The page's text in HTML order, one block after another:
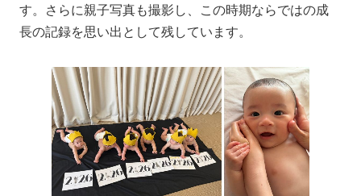
す。さらに親子写真も撮影し、この時期ならではの成
長の記録を思い出として残しています。